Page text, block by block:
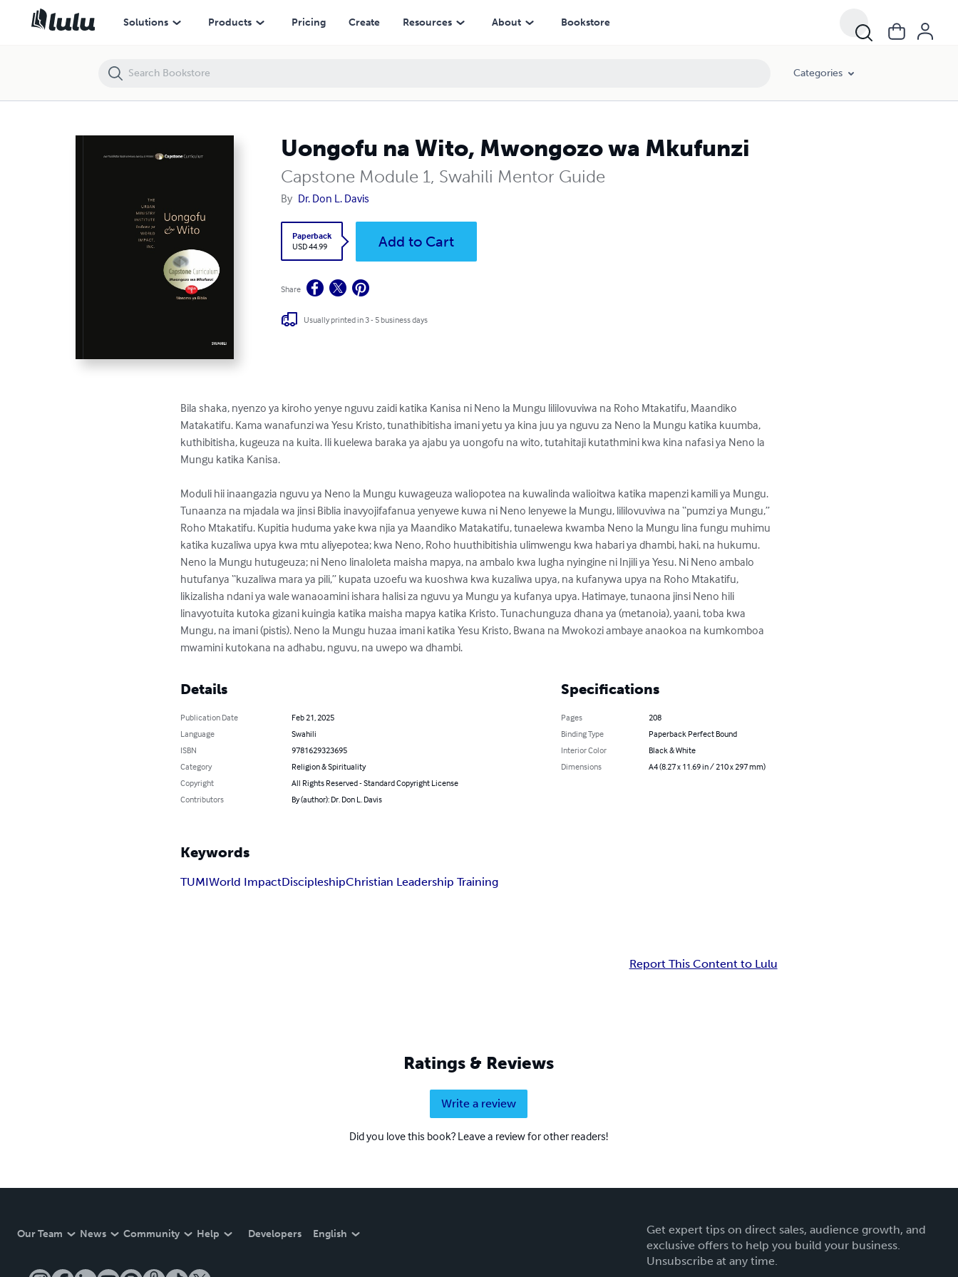
Solutions Products Pricing Create Resources About Bookstore
Categories
Uongofu na Wito, Mwongozo wa Mkufunzi
Capstone Module 1, Swahili Mentor Guide
By Dr. Don L. Davis
Paperback
USD 44.99
Add to Cart
Share
Usually printed in 3 - 5 business days
Bila shaka, nyenzo ya kiroho yenye nguvu zaidi katika Kanisa ni Neno la Mungu lililovuviwa na Roho Mtakatifu, Maandiko
Matakatifu. Kama wanafunzi wa Yesu Kristo, tunathibitisha imani yetu ya kina juu ya nguvu za Neno la Mungu katika kuumba,
kuthibitisha, kugeuza na kuita. Ili kuelewa baraka ya ajabu ya uongofu na wito, tutahitaji kutathmini kwa kina nafasi ya Neno la
Mungu katika Kanisa.
Moduli hii inaangazia nguvu ya Neno la Mungu kuwageuza waliopotea na kuwalinda walioitwa katika mapenzi kamili ya Mungu.
Tunaanza na mjadala wa jinsi Biblia inavyojifafanua yenyewe kuwa ni Neno lenyewe la Mungu, lililovuviwa na “pumzi ya Mungu,”
Roho Mtakatifu. Kupitia huduma yake kwa njia ya Maandiko Matakatifu, tunaelewa kwamba Neno la Mungu lina fungu muhimu
katika kuzaliwa upya kwa mtu aliyepotea; kwa Neno, Roho huuthibitishia ulimwengu kwa habari ya dhambi, haki, na hukumu.
Neno la Mungu hutugeuza; ni Neno linaloleta maisha mapya, na ambalo kwa lugha nyingine ni Injili ya Yesu. Ni Neno ambalo
hutufanya “kuzaliwa mara ya pili,” kupata uzoefu wa kuoshwa kwa kuzaliwa upya, na kufanywa upya na Roho Mtakatifu,
likizalisha ndani ya wale wanaoamini ishara halisi za nguvu ya Mungu ya kufanya upya. Hatimaye, tunaona jinsi Neno hili
linavyotuita kutoka gizani kuingia katika maisha mapya katika Kristo. Tunachunguza dhana ya (metanoia), yaani, toba kwa
Mungu, na imani (pistis). Neno la Mungu huzaa imani katika Yesu Kristo, Bwana na Mwokozi ambaye anaokoa na kumkomboa
mwamini kutokana na adhabu, nguvu, na uwepo wa dhambi.
Details
Publication Date
Feb 21, 2025
Language
Swahili
ISBN
9781629323695
Category
Religion & Spirituality
Copyright
All Rights Reserved - Standard Copyright License
Contributors
By (author): Dr. Don L. Davis
Specifications
Pages
208
Binding Type
Paperback Perfect Bound
Interior Color
Black & White
Dimensions
A4 (8.27 x 11.69 in / 210 x 297 mm)
Keywords
TUMIWorld ImpactDiscipleshipChristian Leadership Training
Report This Content to Lulu
Ratings & Reviews
Write a review
Did you love this book? Leave a review for other readers!
Our Team News Community Help Developers English
Get expert tips on direct sales, audience growth, and
exclusive offers to help you build your business.
Unsubscribe at any time.
Uongofu na Wito, Mwongozo wa Mkufunzi